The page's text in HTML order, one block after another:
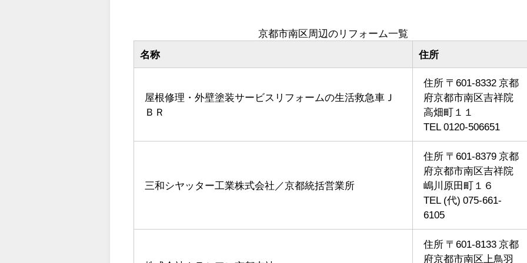
京都市南区周辺のリフォーム一覧
名称 住所
屋根修理・外壁塗装サービスリフォームの生活救急車Ｊ
ＢＲ
住所 〒601-8332 京都
府京都市南区吉祥院
高畑町１１
TEL 0120-506651
三和シヤッター工業株式会社／京都統括営業所
住所 〒601-8379 京都
府京都市南区吉祥院
嶋川原田町１６
TEL (代) 075-661-
6105
住所 〒601-8133 京都
府京都市南区上鳥羽